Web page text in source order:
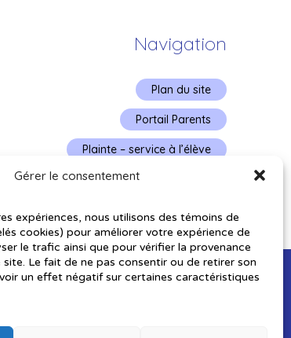
Gérer le consentement
expériences, nous utilisons des témoins de
cookies) pour améliorer votre expérience de
le trafic ainsi que pour vérifier la provenance
Le fait de ne pas consentir ou de retirer son
un effet négatif sur certaines caractéristiques
Navigation
Plan du site
Portail Parents
Plainte – service à l’élève
Politique de confidentialité